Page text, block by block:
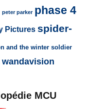
peter parker phase 4
Pictures spider-
and the winter soldier
wandavision
MCU